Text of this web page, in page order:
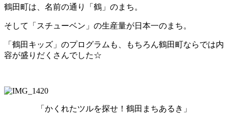
鶴田町は、名前の通り「鶴」のまち。
そして「スチューベン」の生産量が日本一のまち。
「鶴田キッズ」のプログラムも、もちろん鶴田町ならでは内
容が盛りだくさんでした☆
「かくれたツルを探せ！鶴田まちあるき」